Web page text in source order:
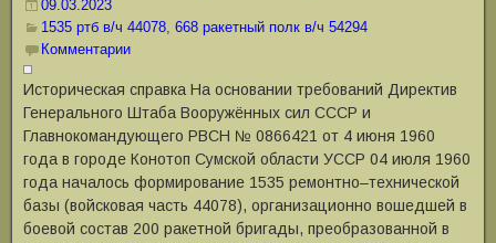
09.03.2023
1535 ртб в/ч 44078, 668 ракетный полк в/ч 54294
Комментарии
Историческая справка На основании требований Директив
Генерального Штаба Вооружённых сил СССР и
Главнокомандующего РВСН № 0866421 от 4 июня 1960
года в городе Конотоп Сумской области УССР 04 июля 1960
года началось формирование 1535 ремонтно‒технической
базы (войсковая часть 44078), организационно вошедшей в
боевой состав 200 ракетной бригады, преобразованной в